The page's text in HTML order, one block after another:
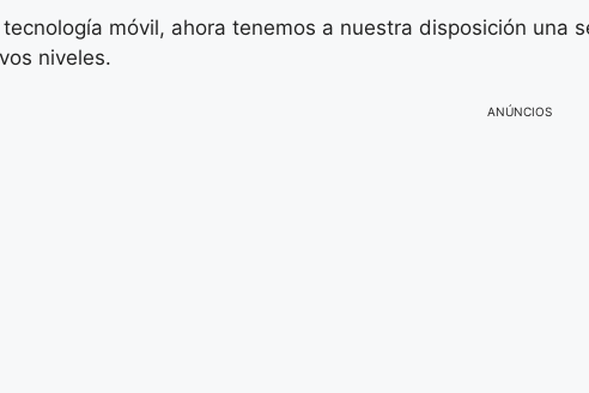
móvil, ahora tenemos a nuestra disposición una
niveles.
ANÚNCIOS